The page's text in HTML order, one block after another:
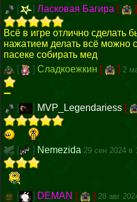
[
] Ласковая Багира [ ]
Всё в игре отлично сделать
нажатием делать всё можно
пасеке собирать мед
[
] Сладкоежкин [ ] 2
➖
[
] MVP_Legendariess [
[ ] Nemezida 29 сен 2024 в
[ ] DEMAN [ ] 28 авг